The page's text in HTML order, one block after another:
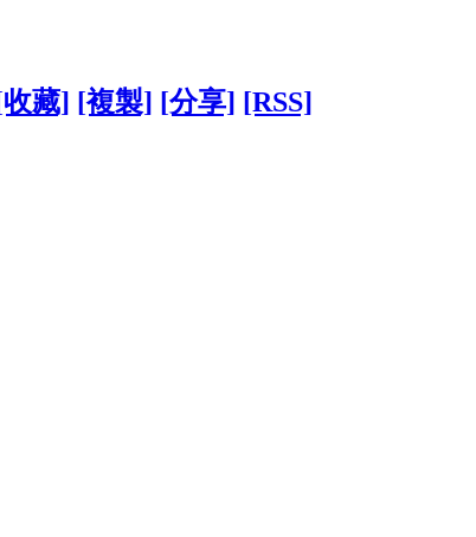
藏] [複製] [分享] [RSS]